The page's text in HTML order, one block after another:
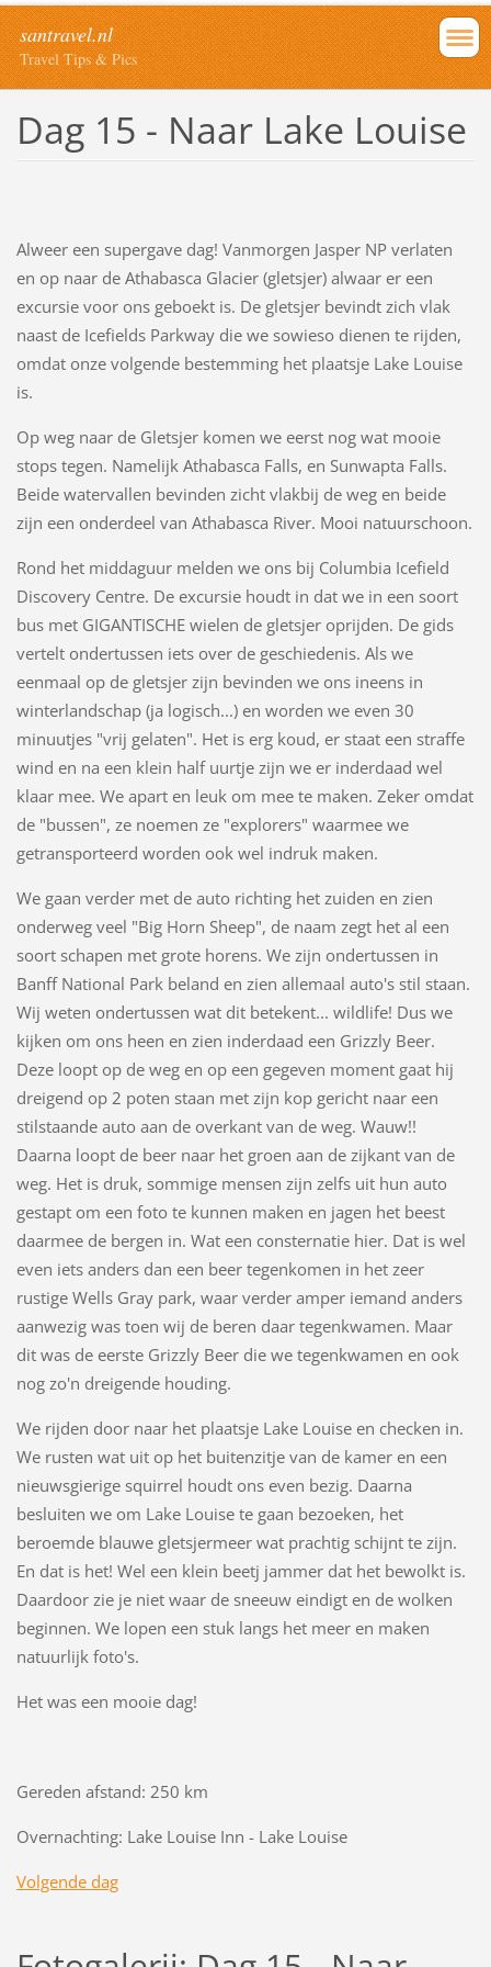
santravel.nl
Travel Tips & Pics
Dag 15 - Naar Lake Louise
Alweer een supergave dag! Vanmorgen Jasper NP verlaten
en op naar de Athabasca Glacier (gletsjer) alwaar er een
excursie voor ons geboekt is. De gletsjer bevindt zich vlak
naast de Icefields Parkway die we sowieso dienen te rijden,
omdat onze volgende bestemming het plaatsje Lake Louise
is.
Op weg naar de Gletsjer komen we eerst nog wat mooie
stops tegen. Namelijk Athabasca Falls, en Sunwapta Falls.
Beide watervallen bevinden zicht vlakbij de weg en beide
zijn een onderdeel van Athabasca River. Mooi natuurschoon.
Rond het middaguur melden we ons bij Columbia Icefield
Discovery Centre. De excursie houdt in dat we in een soort
bus met GIGANTISCHE wielen de gletsjer oprijden. De gids
vertelt ondertussen iets over de geschiedenis. Als we
eenmaal op de gletsjer zijn bevinden we ons ineens in
winterlandschap (ja logisch...) en worden we even 30
minuutjes "vrij gelaten". Het is erg koud, er staat een straffe
wind en na een klein half uurtje zijn we er inderdaad wel
klaar mee. We apart en leuk om mee te maken. Zeker omdat
de "bussen", ze noemen ze "explorers" waarmee we
getransporteerd worden ook wel indruk maken.
We gaan verder met de auto richting het zuiden en zien
onderweg veel "Big Horn Sheep", de naam zegt het al een
soort schapen met grote horens. We zijn ondertussen in
Banff National Park beland en zien allemaal auto's stil staan.
Wij weten ondertussen wat dit betekent... wildlife! Dus we
kijken om ons heen en zien inderdaad een Grizzly Beer.
Deze loopt op de weg en op een gegeven moment gaat hij
dreigend op 2 poten staan met zijn kop gericht naar een
stilstaande auto aan de overkant van de weg. Wauw!!
Daarna loopt de beer naar het groen aan de zijkant van de
weg. Het is druk, sommige mensen zijn zelfs uit hun auto
gestapt om een foto te kunnen maken en jagen het beest
daarmee de bergen in. Wat een consternatie hier. Dat is wel
even iets anders dan een beer tegenkomen in het zeer
rustige Wells Gray park, waar verder amper iemand anders
aanwezig was toen wij de beren daar tegenkwamen. Maar
dit was de eerste Grizzly Beer die we tegenkwamen en ook
nog zo'n dreigende houding.
We rijden door naar het plaatsje Lake Louise en checken in.
We rusten wat uit op het buitenzitje van de kamer en een
nieuwsgierige squirrel houdt ons even bezig. Daarna
besluiten we om Lake Louise te gaan bezoeken, het
beroemde blauwe gletsjermeer wat prachtig schijnt te zijn.
En dat is het! Wel een klein beetj jammer dat het bewolkt is.
Daardoor zie je niet waar de sneeuw eindigt en de wolken
beginnen. We lopen een stuk langs het meer en maken
natuurlijk foto's.
Het was een mooie dag!
Gereden afstand: 250 km
Overnachting: Lake Louise Inn - Lake Louise
Volgende dag